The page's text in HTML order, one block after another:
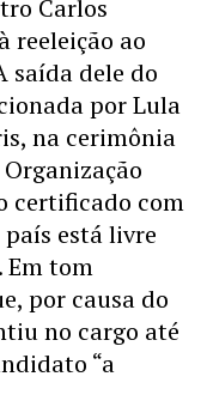
Carlos
reeleição ao
saída dele do
por Lula
na cerimônia
certificado com
está livre
Em tom
por causa do
no cargo até
“a